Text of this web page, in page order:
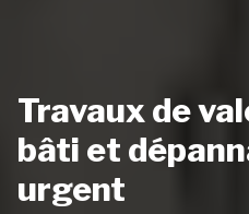
Travaux de
bâti et
urgent